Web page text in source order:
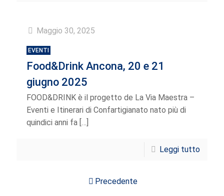
Maggio 30, 2025
EVENTI
Food&Drink Ancona, 20 e 21
giugno 2025
FOOD&DRINK è il progetto de La Via Maestra –
Eventi e Itinerari di Confartigianato nato più di
quindici anni fa […]
Leggi tutto
Precedente